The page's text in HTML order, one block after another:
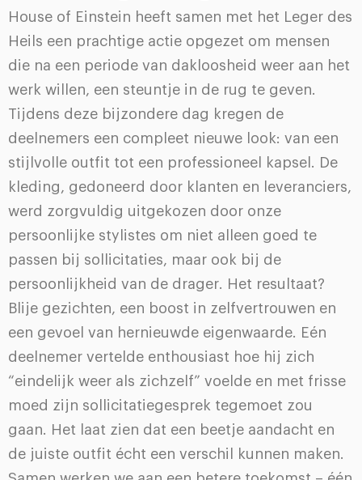
House of Einstein heeft samen met het Leger des
Heils een prachtige actie opgezet om mensen
die na een periode van dakloosheid weer aan het
werk willen, een steuntje in de rug te geven.
Tijdens deze bijzondere dag kregen de
deelnemers een compleet nieuwe look: van een
stijlvolle outfit tot een professioneel kapsel. De
kleding, gedoneerd door klanten en leveranciers,
werd zorgvuldig uitgekozen door onze
persoonlijke stylistes om niet alleen goed te
passen bij sollicitaties, maar ook bij de
persoonlijkheid van de drager. Het resultaat?
Blije gezichten, een boost in zelfvertrouwen en
een gevoel van hernieuwde eigenwaarde. Eén
deelnemer vertelde enthousiast hoe hij zich
“eindelijk weer als zichzelf” voelde en met frisse
moed zijn sollicitatiegesprek tegemoet zou
gaan. Het laat zien dat een beetje aandacht en
de juiste outfit écht een verschil kunnen maken.